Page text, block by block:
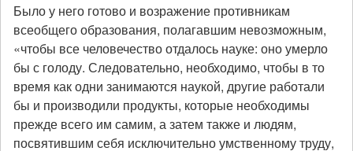
Было у него готово и возражение противникам
всеобщего образования, полагавшим невозможным,
«чтобы все человечество отдалось науке: оно умерло
бы с голоду. Следовательно, необходимо, чтобы в то
время как одни занимаются наукой, другие работали
бы и производили продукты, которые необходимы
прежде всего им самим, а затем также и людям,
посвятившим себя исключительно умственному труду,